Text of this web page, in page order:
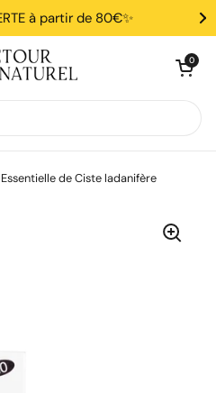
à partir de 80€✨
Ouvrir le
0
de Ciste ladanifère